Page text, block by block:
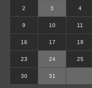
2 3 4
9 10 11
16 17 18
23 24 25
30 31